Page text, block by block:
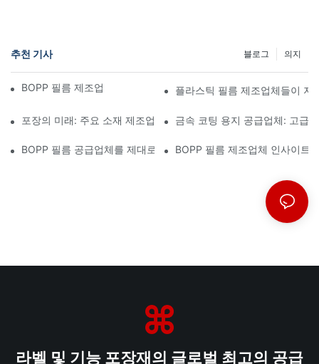
추천 기사 의지
블로그
BOPP 필름 제조업체: 연성 포장의 핵심플라스틱 필름 제조업체들이 지
포장의 미래: 주요 소재 제조업체들이 제시하는 통찰력
금속 코팅 용지 공급업체: 고급
BOPP 필름 공급업체를 제대로 선택하는 것이 사업에 중요한 이유
BOPP 필름 제조업체 인사이트:
라벨 및 기능 포장재의 글로벌 최고의 공급